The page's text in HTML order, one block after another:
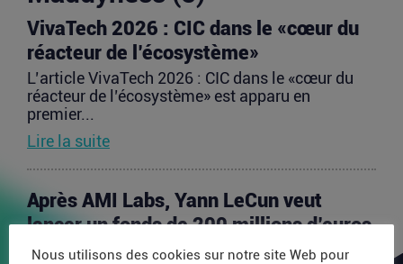
VivaTech 2026 : CIC dans le «cœur du
réacteur de l’écosystème»
L’article VivaTech 2026 : CIC dans le «cœur du
réacteur de l’écosystème» est apparu en
premier...
Lire la suite
Après AMI Labs, Yann LeCun veut
lancer un fonds de 200 millions d’euros
dédié à l’IA